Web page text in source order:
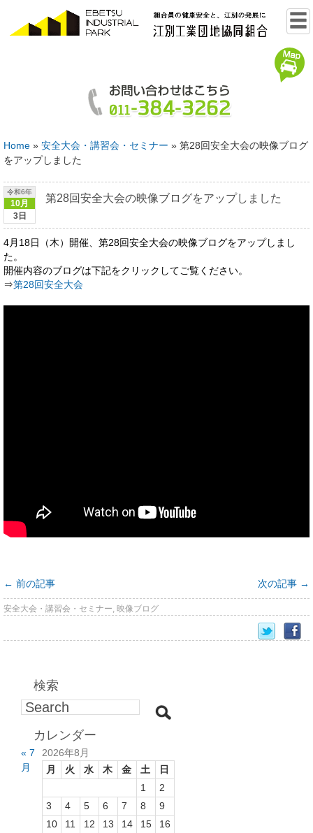
Home » 安全大会・講習会・セミナー » 第28回安全大会の映像ブログ
をアップしました
令和6年
10月
3日
第28回安全大会の映像ブログをアップしました
4月18日（木）開催、第28回安全大会の映像ブログをアップしまし
た。
開催内容のブログは下記をクリックしてご覧ください。
⇒第28回安全大会
← 前の記事 次の記事 →
安全大会・講習会・セミナー, 映像ブログ
検索
カレンダー
2026年8月
月
火 水 木 金 土
日
1
2
3
4 5 6 7 8
9
10
11 12 13 14 15
16
« 7
月